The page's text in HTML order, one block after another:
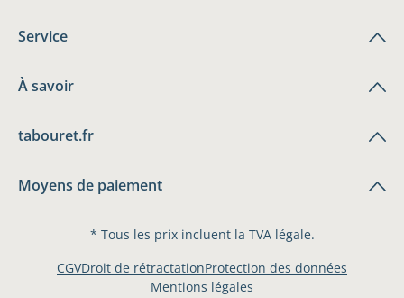
Service
À savoir
tabouret.fr
Moyens de paiement
* Tous les prix incluent la TVA légale.
CGVDroit de rétractationProtection des données
Mentions légales